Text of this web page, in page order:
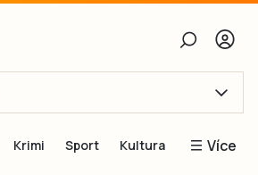
Krimi Sport Kultura Více